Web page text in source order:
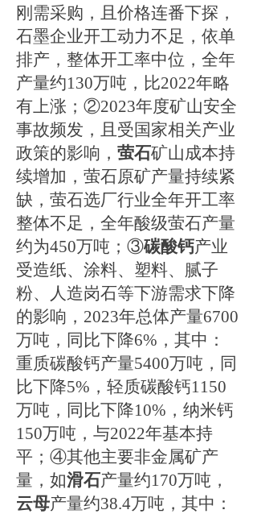
刚需采购，且价格连番下探，
石墨企业开工动力不足，依单
排产，整体开工率中位，全年
产量约130万吨，比2022年略
有上涨； ②2023年度矿山安全
事故频发，且受国家相关产业
政策的影响， 萤石矿山成本持
续增加，萤石原矿产量持续紧
缺，萤石选厂行业全年开工率
整体不足，全年酸级萤石产量
约为450万吨； ③碳酸钙产业
受造纸、涂料、塑料、腻子
粉、人造岗石等下游需求下降
的影响， 2023年总体产量6700
万吨，同比下降6%，其中：
重质碳酸钙产量5400万吨，同
比下降5%，轻质碳酸钙1150
万吨，同比下降10%，纳米钙
150万吨，与2022年基本持
平； ④其他主要非金属矿产
量，如滑石产量约170万吨，
云母产量约38.4万吨，其中：